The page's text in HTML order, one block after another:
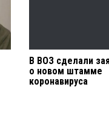
В ВОЗ сделали
о новом штамме
коронавируса